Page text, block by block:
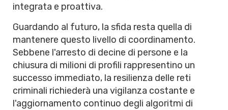
integrata e proattiva.
Guardando al futuro, la sfida resta quella di
mantenere questo livello di coordinamento.
Sebbene l'arresto di decine di persone e la
chiusura di milioni di profili rappresentino un
successo immediato, la resilienza delle reti
criminali richiederà una vigilanza costante e
l'aggiornamento continuo degli algoritmi di